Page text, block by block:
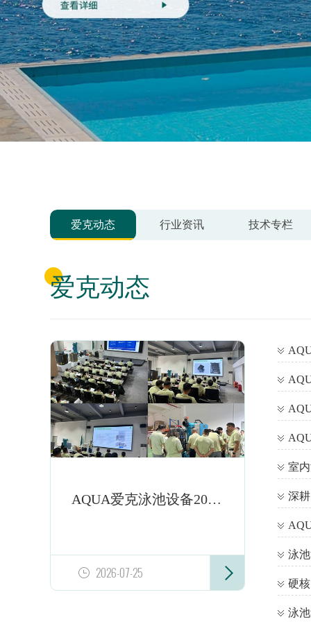
爱克动态 行业资讯 技术专栏
爱克动态
AQUA爱克泳池设备2026年中技术培训启幕，夯实技术底蕴，赋能服务升级
2026-07-25
硬